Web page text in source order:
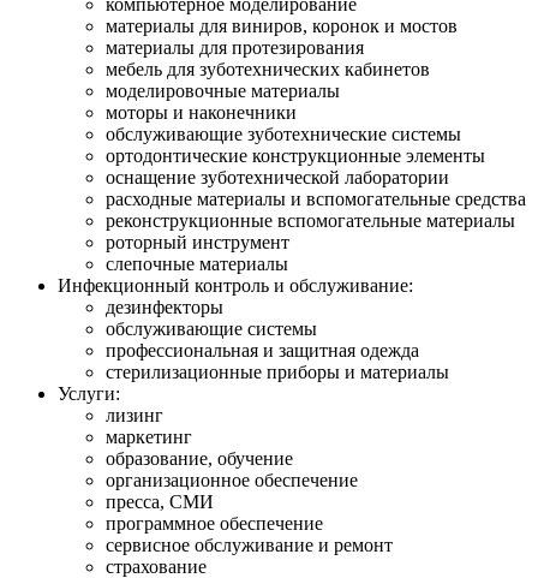
материалы для виниров, коронок и мостов
материалы для протезирования
мебель для зуботехнических кабинетов
моделировочные материалы
моторы и наконечники
обслуживающие зуботехнические системы
ортодонтические конструкционные элементы
оснащение зуботехнической лаборатории
расходные материалы и вспомогательные средства
реконструкционные вспомогательные материалы
роторный инструмент
слепочные материалы
Инфекционный контроль и обслуживание:
дезинфекторы
обслуживающие системы
профессиональная и защитная одежда
стерилизационные приборы и материалы
Услуги:
лизинг
маркетинг
образование, обучение
организационное обеспечение
пресса, СМИ
программное обеспечение
сервисное обслуживание и ремонт
страхование